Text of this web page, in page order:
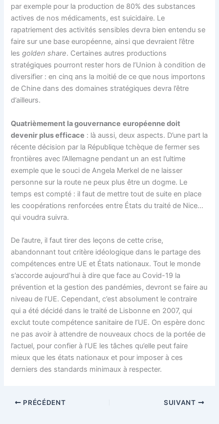
par exemple pour la production de 80% des substances
actives de nos médicaments, est suicidaire. Le
rapatriement des activités sensibles devra bien entendu se
faire sur une base européenne, ainsi que devraient l’être
lesgolden share. Certaines autres productions
stratégiques pourront rester hors de l’Union à condition de
diversifier : en cinq ans la moitié de ce que nous importons
de Chine dans des domaines stratégiques devra l’être
d’ailleurs.
Quatrièmement la gouvernance européenne doit
devenir plus efficace : là aussi, deux aspects. D’une part la
récente décision par la République tchèque de fermer ses
frontières avec l’Allemagne pendant un an est l’ultime
exemple que le souci de Angela Merkel de ne laisser
personne sur la route ne peux plus être un dogme. Le
temps est compté : il faut de mettre tout de suite en place
les coopérations renforcées entre États du traité de Nice…
qui voudra suivra.
De l’autre, il faut tirer des leçons de cette crise,
abandonnant tout critère idéologique dans le partage des
compétences entre UE et États nationaux. Tout le monde
s’accorde aujourd’hui à dire que face au Covid-19 la
prévention et la gestion des pandémies, devront se faire au
niveau de l’UE. Cependant, c’est absolument le contraire
qui a été décidé dans le traité de Lisbonne en 2007, qui
exclut toute compétence sanitaire de l’UE. On espère donc
ne pas avoir à attendre de nouveaux chocs de la portée de
l’actuel, pour confier à l’UE les tâches qu’elle peut faire
mieux que les états nationaux et pour imposer à ces
derniers des standards minimaux à respecter.
PRÉCÉDENT SUIVANT